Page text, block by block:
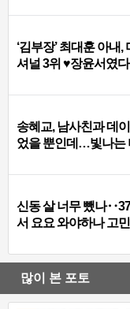
‘김부장’ 최대훈 아내
셔널 3위 ♥장윤서였다
송혜교, 남사친과 데
었을 뿐인데…빛나는
신동 살 너무 뺐나
서 요요 와야하나 고
많이 본 포토